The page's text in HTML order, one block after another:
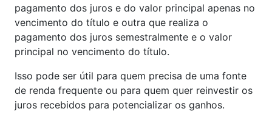
pagamento dos juros e do valor principal apenas no
vencimento do título e outra que realiza o
pagamento dos juros semestralmente e o valor
principal no vencimento do título.
Isso pode ser útil para quem precisa de uma fonte
de renda frequente ou para quem quer reinvestir os
juros recebidos para potencializar os ganhos.